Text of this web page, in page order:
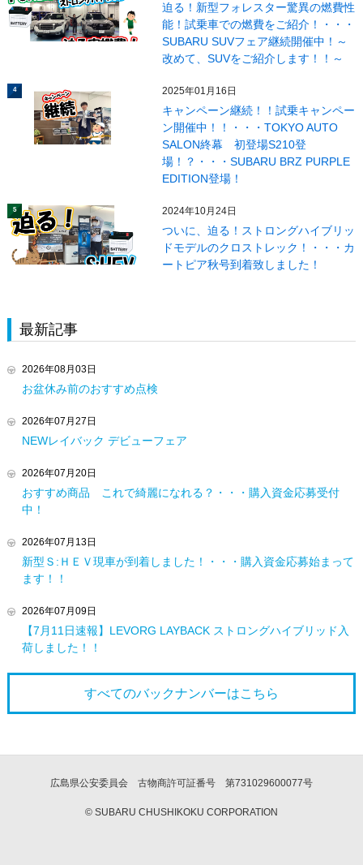
迫る！新型フォレスター驚異の燃費性
能！試乗車での燃費をご紹介！・・・
SUBARU SUVフェア継続開催中！～
改めて、SUVをご紹介します！！～
4 2025年01月16日
キャンペーン継続！！試乗キャンペー
ン開催中！！・・・TOKYO AUTO
SALON終幕 初登場S210登
場！？・・・SUBARU BRZ PURPLE
EDITION登場！
5 2024年10月24日
ついに、迫る！ストロングハイブリッ
ドモデルのクロストレック！・・・カ
ートピア秋号到着致しました！
最新記事
2026年08月03日
お盆休み前のおすすめ点検
2026年07月27日
NEWレイバック デビューフェア
2026年07月20日
おすすめ商品 これで綺麗になれる？・・・購入資金応募受付
中！
2026年07月13日
新型Ｓ:ＨＥＶ現車が到着しました！・・・購入資金応募始まって
ます！！
2026年07月09日
【7月11日速報】LEVORG LAYBACK ストロングハイブリッド入
荷しました！！
すべてのバックナンバーはこちら
広島県公安委員会 古物商許可証番号 第731029600077号
© SUBARU CHUSHIKOKU CORPORATION